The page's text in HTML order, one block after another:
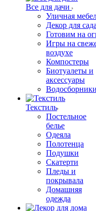
Все для дачи
Уличная
Декор для сада
Готовим на
Игры на
воздухе
Компостеры
Биотуалеты и
аксессуары
Водосборники
Текстиль
Постельное
белье
Одеяла
Полотенца
Подушки
Скатерти
Пледы и
покрывала
Домашняя
одежда